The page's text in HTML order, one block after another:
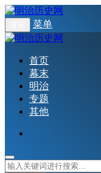
菜单
首页
幕末
明治
专题
其他